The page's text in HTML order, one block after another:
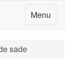
Menu
sade